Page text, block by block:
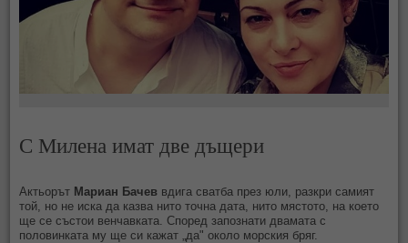
С Милена имат две дъщери
Актьорът Мариан Бачев вдига сватба през юли, разкри самият
той, но не иска да казва нито точна дата, нито мястото, на което
ще се състои венчавката. Според запознати двамата с
половинката мy ще си кажат „да" около морския бряг.